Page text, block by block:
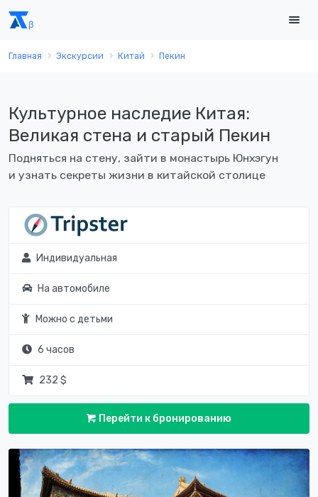
Главная Экскурсии Китай Пекин
Культурное наследие Китая:
Великая стена и старый Пекин
Подняться на стену, зайти в монастырь Юнхэгун
и узнать секреты жизни в китайской столице
Индивидуальная
На автомобиле
Можно с детьми
6 часов
232 $
Перейти к бронированию